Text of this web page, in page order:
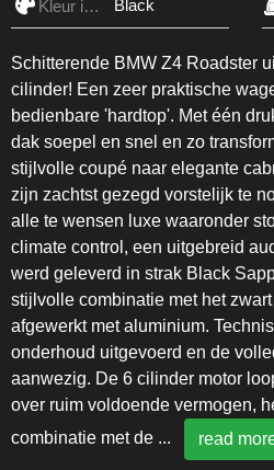
Kleur interieur Black
Schitterende BMW Z4 Roadster
cilinder! Een zeer praktische
bedienbare 'hardtop'. Met één
dak soepel en snel en zo
stijlvolle coupé naar elegante
zijn zachtst gezegd vorstelijk te
alle te wensen luxe waaronder
climate control, een uitgebreid
werd geleverd in strak Black
stijlvolle combinatie met het
afgewerkt met aluminium.
onderhoud uitgevoerd en de
aanwezig. De 6 cilinder motor
over ruim voldoende vermogen,
combinatie met de ... read